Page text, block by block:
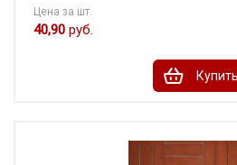
Цена за шт.
40,90 руб.
Купить